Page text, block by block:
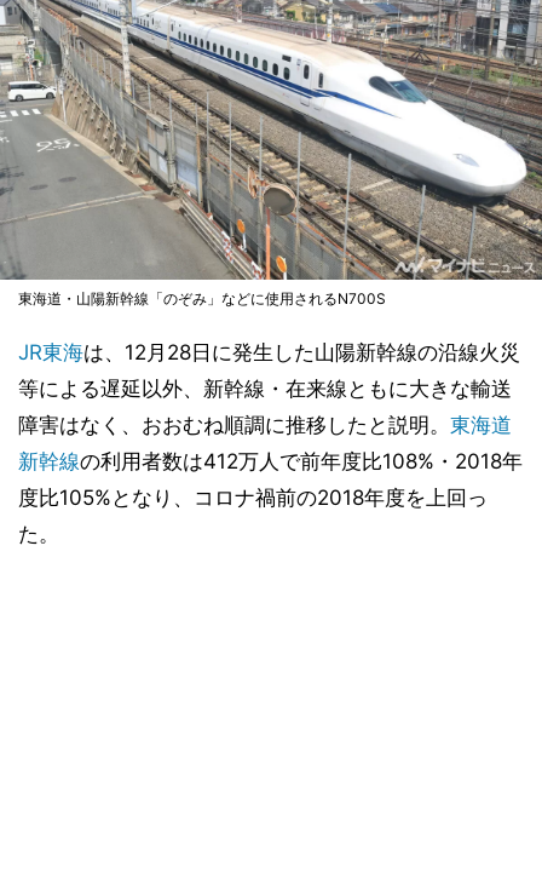
東海道・山陽新幹線「のぞみ」などに使用されるN700S
JR東海は、12月28日に発生した山陽新幹線の沿線火災
等による遅延以外、新幹線・在来線ともに大きな輸送
障害はなく、おおむね順調に推移したと説明。 東海道
新幹線の利用者数は412万人で前年度比108%・2018年
度比105%となり、コロナ禍前の2018年度を上回っ
た。